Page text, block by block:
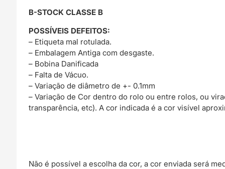
B-STOCK CLASSE B
POSSÍVEIS DEFEITOS:
– Etiqueta mal rotulada.
– Embalagem Antiga com desgaste.
– Bobina Danificada
– Falta de Vácuo.
– Variação de diâmetro de +- 0.1mm
– Variação de Cor dentro do rolo ou entre rolos, ou
transparência, etc). A cor indicada é a cor visível
Não é possível a escolha da cor, a cor enviada será